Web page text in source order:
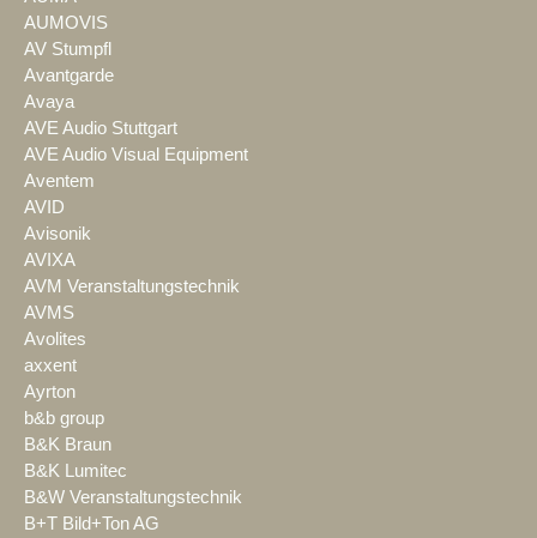
AUMOVIS
AV Stumpfl
Avantgarde
Avaya
AVE Audio Stuttgart
AVE Audio Visual Equipment
Aventem
AVID
Avisonik
AVIXA
AVM Veranstaltungstechnik
AVMS
Avolites
axxent
Ayrton
b&b group
B&K Braun
B&K Lumitec
B&W Veranstaltungstechnik
B+T Bild+Ton AG